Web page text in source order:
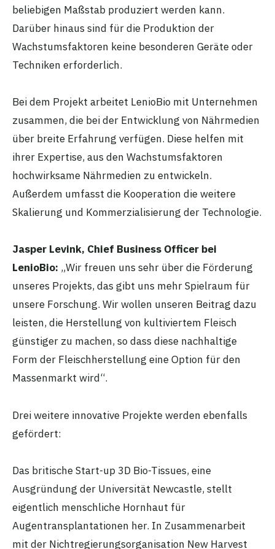
beliebigen Maßstab produziert werden kann.
Darüber hinaus sind für die Produktion der
Wachstumsfaktoren keine besonderen Geräte oder
Techniken erforderlich.
Bei dem Projekt arbeitet LenioBio mit Unternehmen
zusammen, die bei der Entwicklung von Nährmedien
über breite Erfahrung verfügen. Diese helfen mit
ihrer Expertise, aus den Wachstumsfaktoren
hochwirksame Nährmedien zu entwickeln.
Außerdem umfasst die Kooperation die weitere
Skalierung und Kommerzialisierung der Technologie.
Jasper Levink, Chief Business Officer bei
LenioBio: „Wir freuen uns sehr über die Förderung
unseres Projekts, das gibt uns mehr Spielraum für
unsere Forschung. Wir wollen unseren Beitrag dazu
leisten, die Herstellung von kultiviertem Fleisch
günstiger zu machen, so dass diese nachhaltige
Form der Fleischherstellung eine Option für den
Massenmarkt wird“.
Drei weitere innovative Projekte werden ebenfalls
gefördert:
Das britische Start-up 3D Bio-Tissues, eine
Ausgründung der Universität Newcastle, stellt
eigentlich menschliche Hornhaut für
Augentransplantationen her. In Zusammenarbeit
mit der Nichtregierungsorganisation New Harvest